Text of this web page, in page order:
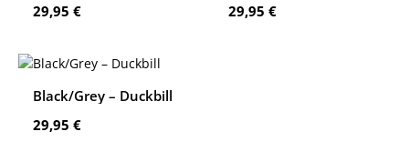
Regulärer Preis:
29,95 € Regulärer Preis:
29,95 €
Black/Grey – Duckbill
Regulärer Preis:
29,95 €